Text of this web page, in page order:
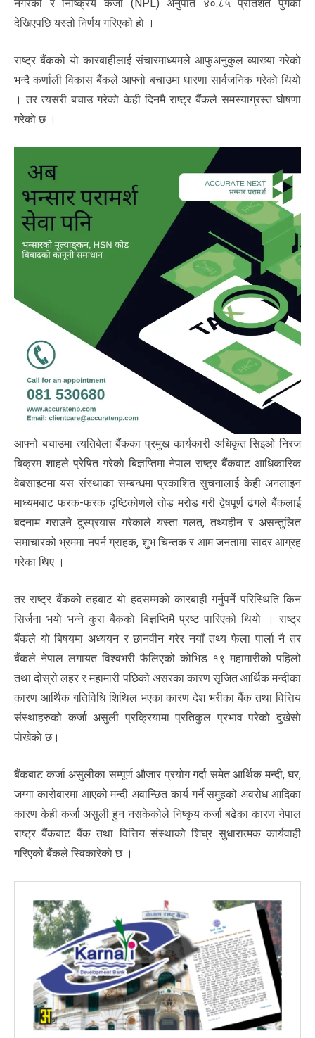
नगरेको र निष्क्रिय कर्जा (NPL) अनुपात ४०.८५ प्रतिशत पुगेको
देखिएपछि यस्तो निर्णय गरिएको हाे ।
राष्ट्र बैंकको याे कारबाहीलाई संचारमाध्यमले आफुअनुकुल व्याख्या गरेकाे
भन्दै कर्णाली विकास बैंकले आफ्नो बचाउमा धारणा सार्वजनिक गरेकाे थियाे
। तर त्यसरी बचाउ गरेकाे केही दिनमै राष्ट्र बैंकले समस्याग्रस्त घाेषणा
गरेकाे छ ।
आफ्नो बचाउमा त्यतिबेला बैंकका प्रमुख कार्यकारी अधिकृत सिइओ निरज
बिक्रम शाहले प्रेषित गरेकाे बिज्ञप्तिमा नेपाल राष्ट्र बैंकवाट आधिकारिक
वेबसाइटमा यस संस्थाका सम्बन्धमा प्रकाशित सुचनालाई केही अनलाइन
माध्यमबाट फरक-फरक दृष्टिकोणले तोड मरोड गरी द्वेषपूर्ण ढंगले बैंकलाई
बदनाम गराउने दुस्प्रयास गरेकाले यस्ता गलत, तथ्यहीन र असन्तुलित
समाचारको भ्रममा नपर्न ग्राहक, शुभ चिन्तक र आम जनतामा सादर आग्रह
गरेका थिए ।
तर राष्ट्र बैंकको तहबाट याे हदसम्मकाे कारबाही गर्नुपर्ने परिस्थिति किन
सिर्जना भयाे भन्ने कुरा बैंककाे बिज्ञप्तिमै प्रष्ट पारिएको थियाे । राष्ट्र
बैंकले याे बिषयमा अध्ययन र छानवीन गरेर नयाँ तथ्य फेला पार्ला नै तर
बैंकले नेपाल लगायत विश्वभरी फैलिएको कोभिड १९ महामारीको पहिलो
तथा दोस्रो लहर र महामारी पछिको असरका कारण सृजित आर्थिक मन्दीका
कारण आर्थिक गतिविधि शिथिल भएका कारण देश भरीका बैंक तथा वित्तिय
संस्थाहरुको कर्जा असुली प्रक्रियामा प्रतिकुल प्रभाव परेको दुखेसाे
पाेखेकाे छ।
बैंकबाट कर्जा असुलीका सम्पूर्ण औजार प्रयोग गर्दा समेत आर्थिक मन्दी, घर,
जग्गा कारोबारमा आएको मन्दी अवान्छित कार्य गर्ने समुहको अवरोध आदिका
कारण केही कर्जा असुली हुन नसकेकोले निष्कृय कर्जा बढेका कारण नेपाल
राष्ट्र बैंकबाट बैंक तथा वित्तिय संस्थाको शिघ्र सुधारात्मक कार्यवाही
गरिएको बैंकले स्विकारेकाे छ ।